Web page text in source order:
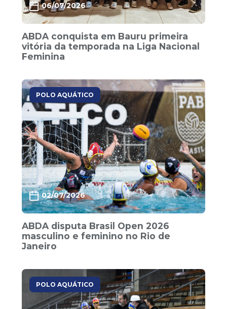
06/07/2026
ABDA conquista em Bauru primeira
vitória da temporada na Liga Nacional
Feminina
POLO AQUÁTICO
02/07/2026
ABDA disputa Brasil Open 2026
masculino e feminino no Rio de
Janeiro
POLO AQUÁTICO